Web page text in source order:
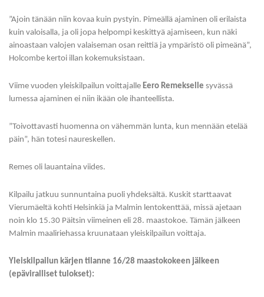
”Ajoin tänään niin kovaa kuin pystyin. Pimeällä ajaminen oli erilaista
kuin valoisalla, ja oli jopa helpompi keskittyä ajamiseen, kun näki
ainoastaan valojen valaiseman osan reittiä ja ympäristö oli pimeänä”,
Holcombe kertoi illan kokemuksistaan.
Viime vuoden yleiskilpailun voittajalle Eero Remekselle syvässä
lumessa ajaminen ei niin ikään ole ihanteellista.
”Toivottavasti huomenna on vähemmän lunta, kun mennään etelää
päin”, hän totesi naureskellen.
Remes oli lauantaina viides.
Kilpailu jatkuu sunnuntaina puoli yhdeksältä. Kuskit starttaavat
Vierumäeltä kohti Helsinkiä ja Malmin lentokenttää, missä ajetaan
noin klo 15.30 Päitsin viimeinen eli 28. maastokoe. Tämän jälkeen
Malmin maaliriehassa kruunataan yleiskilpailun voittaja.
Yleiskilpailun kärjen tilanne 16/28 maastokokeen jälkeen
(epäviralliset tulokset):